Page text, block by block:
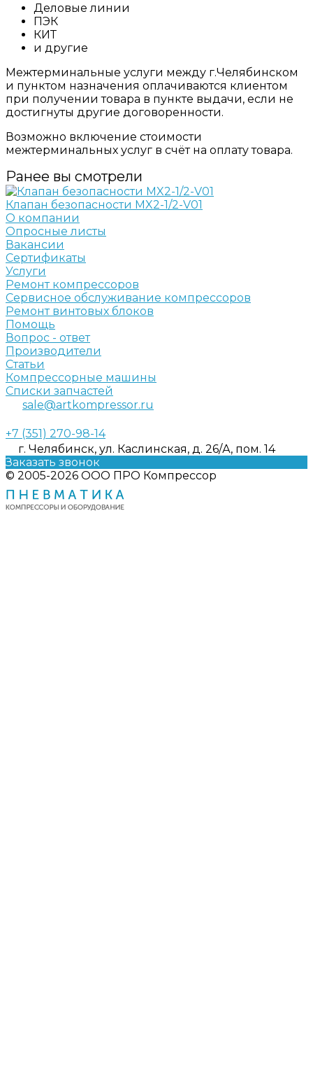
Деловые линии
ПЭК
КИТ
и другие
Межтерминальные услуги между г.Челябинском
и пунктом назначения оплачиваются клиентом
при получении товара в пункте выдачи, если не
достигнуты другие договоренности.
Возможно включение стоимости
межтерминальных услуг в счёт на оплату товара.
Ранее вы смотрели
Клапан безопасности MX2-1/2-V01
О компании
Опросные листы
Вакансии
Сертификаты
Услуги
Ремонт компрессоров
Сервисное обслуживание компрессоров
Ремонт винтовых блоков
Помощь
Вопрос - ответ
Производители
Статьи
Компрессорные машины
Списки запчастей
sale@artkompressor.ru
+7 (351) 270-98-14
г. Челябинск, ул. Каслинская, д. 26/А, пом. 14
Заказать звонок
© 2005-2026 ООО ПРО Компрессор